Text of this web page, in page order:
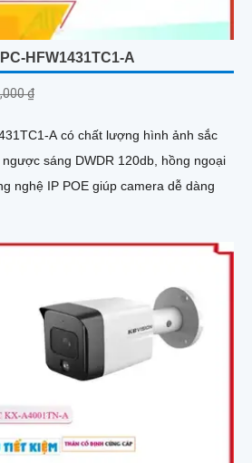
HFW1431TC1-A
₫
A có chất lượng hình ảnh sắc
sáng DWDR 120db, hồng ngoại